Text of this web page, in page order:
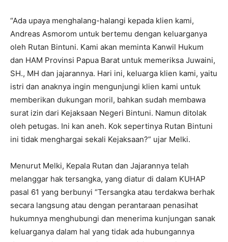
“Ada upaya menghalang-halangi kepada klien kami,
Andreas Asmorom untuk bertemu dengan keluarganya
oleh Rutan Bintuni. Kami akan meminta Kanwil Hukum
dan HAM Provinsi Papua Barat untuk memeriksa Juwaini,
SH., MH dan jajarannya. Hari ini, keluarga klien kami, yaitu
istri dan anaknya ingin mengunjungi klien kami untuk
memberikan dukungan moril, bahkan sudah membawa
surat izin dari Kejaksaan Negeri Bintuni. Namun ditolak
oleh petugas. Ini kan aneh. Kok sepertinya Rutan Bintuni
ini tidak menghargai sekali Kejaksaan?” ujar Melki.
Menurut Melki, Kepala Rutan dan Jajarannya telah
melanggar hak tersangka, yang diatur di dalam KUHAP
pasal 61 yang berbunyi “Tersangka atau terdakwa berhak
secara langsung atau dengan perantaraan penasihat
hukumnya menghubungi dan menerima kunjungan sanak
keluarganya dalam hal yang tidak ada hubungannya